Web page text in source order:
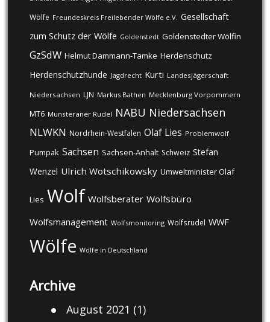
Wölfe Freundeskreis Freilebender Wölfe e.V. Gesellschaft
zum Schutz der Wölfe Goldenstedt Goldenstedter Wölfin
GzSdW Helmut Dammann-Tamke Herdenschutz
Herdenschutzhunde Jagdrecht Kurti Landesjägerschaft
Niedersachsen LJN Markus Bathen Mecklenburg Vorpommern
MT6 Munsteraner Rudel NABU Niedersachsen
NLWKN Nordrhein-Westfalen Olaf Lies Problemwolf
Pumpak Sachsen Sachsen-Anhalt Schweiz Stefan
Wenzel Ulrich Wotschikowsky Umweltminister Olaf
Lies Wolf Wolfsberater Wolfsbüro
Wolfsmanagement Wolfsmonitoring Wolfsrudel WWF
Wölfe Wölfe in Deutschland
Archive
August 2021 (1)